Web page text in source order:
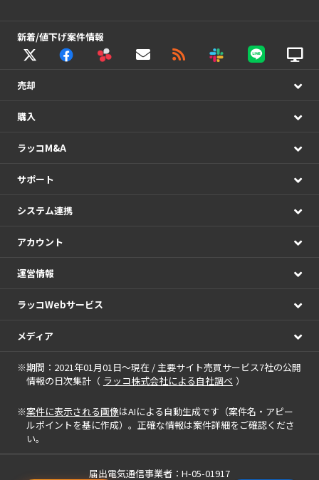
新着/値下げ案件情報
売却
購入
ラッコM&A
サポート
システム連携
アカウント
運営情報
ラッコWebサービス
メディア
※期間：2021年01月01日～現在 / 主要サイト売買サービス7社の公開
情報の日次集計（ ラッコ株式会社による自社調べ ）
※案件に表示される画像はAIによる自動生成です（案件名・アピー
ルポイントを基に作成）。正確な情報は案件詳細をご確認くださ
い。
届出電気通信事業者：H-05-01917